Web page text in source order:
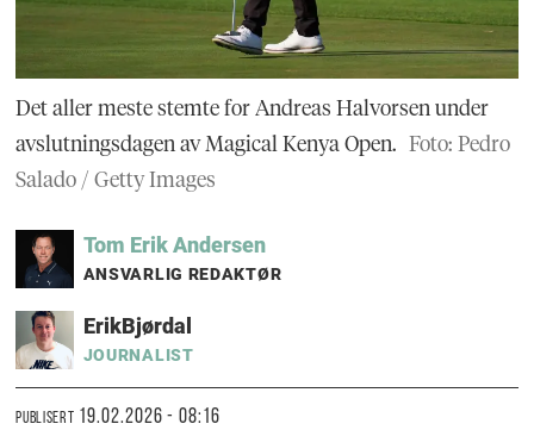
Det aller meste stemte for Andreas Halvorsen under
avslutningsdagen av Magical Kenya Open. Foto: Pedro
Salado / Getty Images
Tom Erik Andersen
ANSVARLIG REDAKTØR
ErikBjørdal
JOURNALIST
PUBLISERT 19.02.2026 - 08:16